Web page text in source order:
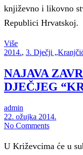
književno i likovno
Republici Hrvatskoj.
Više
2014., 3. Dječji
NAJAVA
DJEČJEG
admin
22. ožujka 2014.
No Comments
U Križevcima će u